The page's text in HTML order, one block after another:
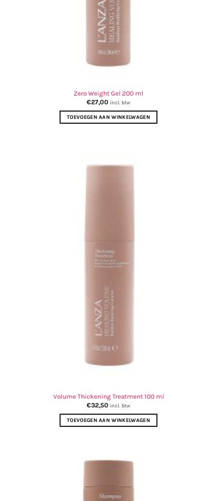
Zero Weight Gel 200 ml
€27,00 incl. btw
TOEVOEGEN AAN WINKELWAGEN
Volume Thickening Treatment 100 ml
€32,50 incl. btw
TOEVOEGEN AAN WINKELWAGEN